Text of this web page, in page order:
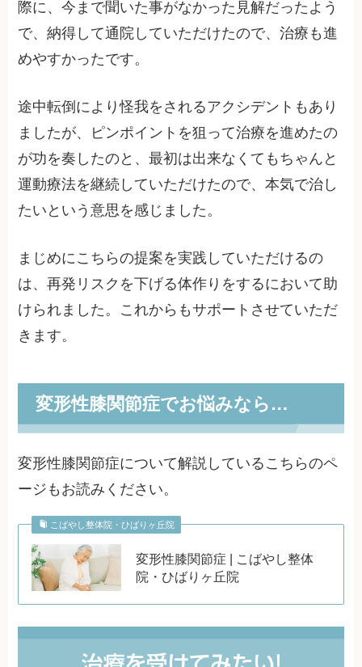
際に、今まで聞いた事がなかった見解だったよう
で、納得して通院していただけたので、治療も進
めやすかったです。
途中転倒により怪我をされるアクシデントもあり
ましたが、ピンポイントを狙って治療を進めたの
が功を奏したのと、最初は出来なくてもちゃんと
運動療法を継続していただけたので、本気で治し
たいという意思を感じました。
まじめにこちらの提案を実践していただけるの
は、再発リスクを下げる体作りをするにおいて助
けられました。これからもサポートさせていただ
きます。
変形性膝関節症でお悩みなら…
変形性膝関節症について解説しているこちらのペ
ージもお読みください。
こばやし整体院・ひばりヶ丘院
変形性膝関節症 | こばやし整体
院・ひばりヶ丘院